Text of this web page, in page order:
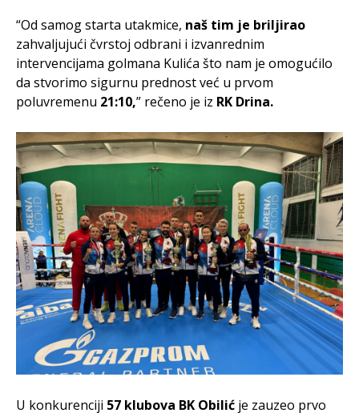
“Od samog starta utakmice, naš tim je briljirao
zahvaljujući čvrstoj odbrani i izvanrednim
intervencijama golmana Kulića što nam je omogućilo
da stvorimo sigurnu prednost već u prvom
poluvremenu 21:10,” rečeno je iz RK Drina.
U konkurenciji 57 klubova BK Obilić je zauzeo prvo